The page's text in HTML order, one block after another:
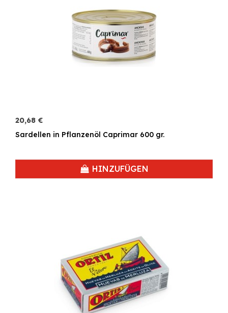
20,68 €
Sardellen in Pflanzenöl Caprimar 600 gr.
HINZUFÜGEN